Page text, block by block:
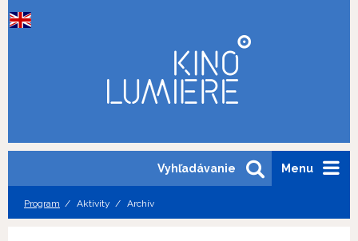
Menu
Vyhľadávanie
Program Aktivity Archív